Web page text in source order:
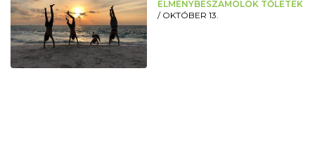
ÉLMÉNYBESZÁMOLÓK TŐLETEK
/ OKTÓBER 13.